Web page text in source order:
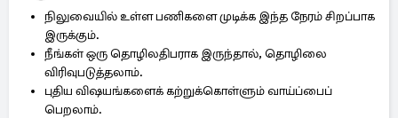
நிலுவையில் உள்ள பணிகளை முடிக்க இந்த நேரம் சிறப்பாக
இருக்கும்.
நீங்கள் ஒரு தொழிலதிபராக இருந்தால், தொழிலை
விரிவுபடுத்தலாம்.
புதிய விஷயங்களைக் கற்றுக்கொள்ளும் வாய்ப்பைப்
பெறலாம்.